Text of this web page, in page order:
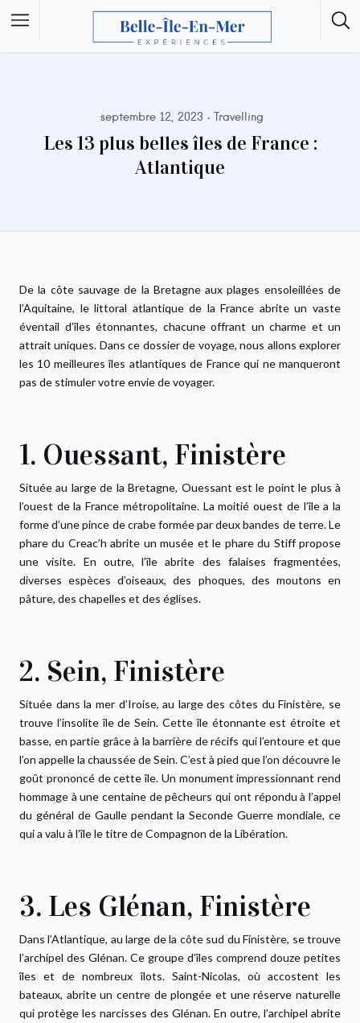
septembre 12, 2023 Travelling
Les 13 plus belles îles de France :
Atlantique
De la côte sauvage de la Bretagne aux plages ensoleillées de
l’Aquitaine, le littoral atlantique de la France abrite un vaste
éventail d’îles étonnantes, chacune offrant un charme et un
attrait uniques. Dans ce dossier de voyage, nous allons explorer
les 10 meilleures îles atlantiques de France qui ne manqueront
pas de stimuler votre envie de voyager.
1. Ouessant, Finistère
Située au large de la Bretagne, Ouessant est le point le plus à
l’ouest de la France métropolitaine. La moitié ouest de l’île a la
forme d’une pince de crabe formée par deux bandes de terre. Le
phare du Creac’h abrite un musée et le phare du Stiff propose
une visite. En outre, l’île abrite des falaises fragmentées,
diverses espèces d’oiseaux, des phoques, des moutons en
pâture, des chapelles et des églises.
2. Sein, Finistère
Située dans la mer d’Iroise, au large des côtes du Finistère, se
trouve l’insolite île de Sein. Cette île étonnante est étroite et
basse, en partie grâce à la barrière de récifs qui l’entoure et que
l’on appelle la chaussée de Sein. C’est à pied que l’on découvre le
goût prononcé de cette île. Un monument impressionnant rend
hommage à une centaine de pêcheurs qui ont répondu à l’appel
du général de Gaulle pendant la Seconde Guerre mondiale, ce
qui a valu à l’île le titre de Compagnon de la Libération.
3. Les Glénan, Finistère
Dans l’Atlantique, au large de la côte sud du Finistère, se trouve
l’archipel des Glénan. Ce groupe d’îles comprend douze petites
îles et de nombreux îlots. Saint-Nicolas, où accostent les
bateaux, abrite un centre de plongée et une réserve naturelle
qui protège les narcisses des Glénan. En outre, l’archipel abrite